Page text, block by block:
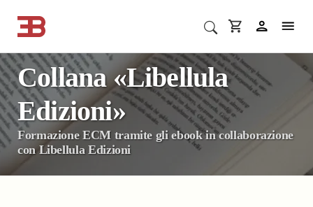
Cerca corsi ECM o altro
Collana «Libellula
Edizioni»
Formazione ECM tramite gli ebook in collaborazione
con Libellula Edizioni